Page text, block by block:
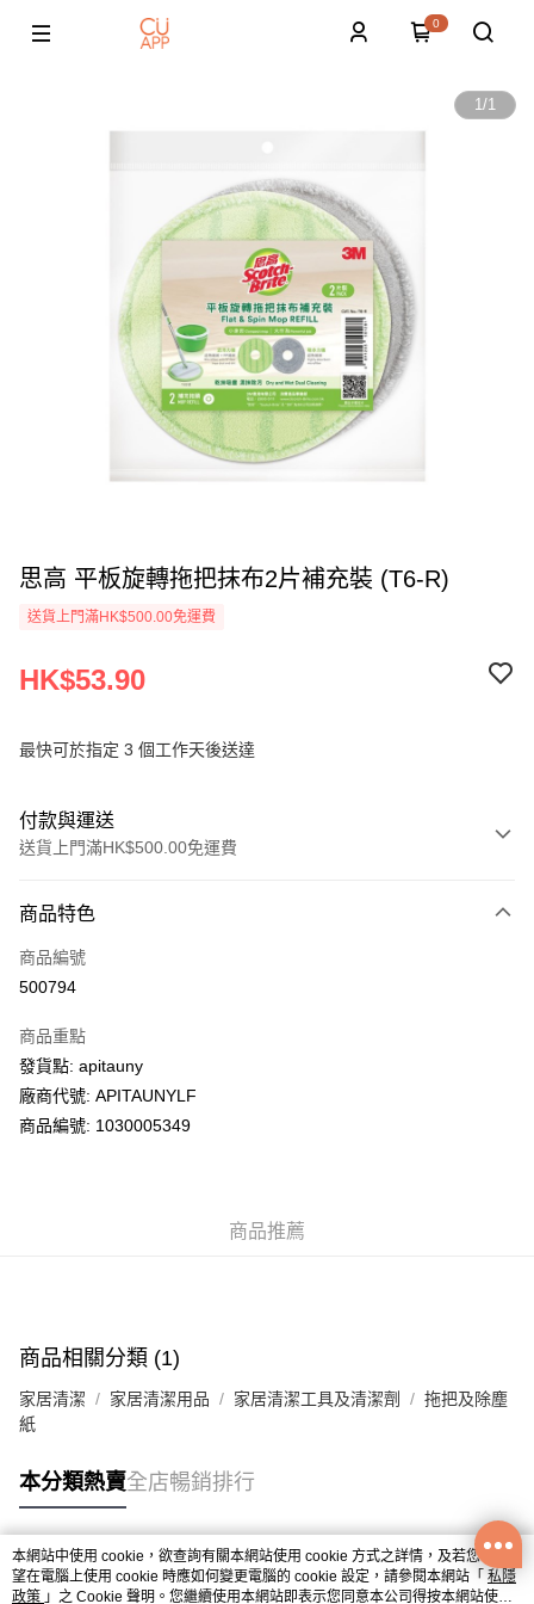
0
1/1
思高 平板旋轉拖把抹布2片補充裝 (T6-R)
送貨上門滿HK$500.00免運費
HK$53.90
最快可於指定 3 個工作天後送達
付款與運送
送貨上門滿HK$500.00免運費
信用卡
AlipayHK
WeChat Pay
送貨方式
每筆HK$50.00，滿HK$200.00或以上免運費
UNY 門市自取
每筆HK$50.00，滿HK$200.00或以上免運費
商品特色
商品編號
500794
商品重點
發貨點: apitauny
廠商代號: APITAUNYLF
商品編號: 1030005349
商品推薦
商品相關分類 (1)
家居清潔 家居清潔用品 家居清潔工具及清潔劑
拖把及除塵
紙
本分類熱賣全店暢銷排行
熱門標籤
本網站中使用 cookie，欲查詢有關本網站使用 cookie 方式之詳情，及若您不希
望在電腦上使用 cookie 時應如何變更電腦的 cookie 設定，請參閱本網站「 私隱
政策 」之 Cookie 聲明。您繼續使用本網站即表示您同意本公司得按本網站使用